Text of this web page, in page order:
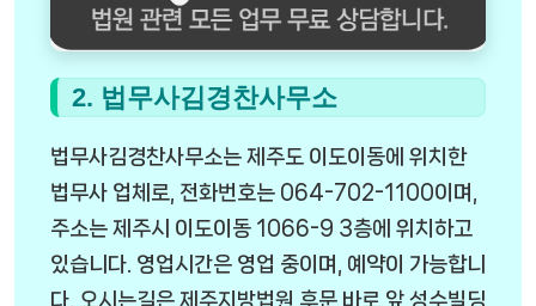
2. 법무사김경찬사무소
법무사김경찬사무소는 제주도 이도이동에 위치한
법무사 업체로, 전화번호는 064-702-1100이며,
주소는 제주시 이도이동 1066-9 3층에 위치하고
있습니다. 영업시간은 영업 중이며, 예약이 가능합니
다. 오시는길은 제주지방법원 후문 바로 앞 성수빌딩